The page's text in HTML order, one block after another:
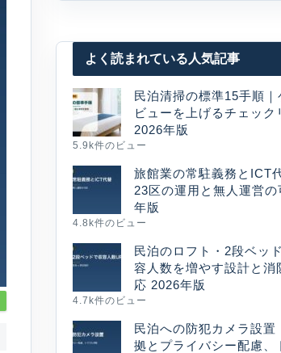
よく読まれている人気記事
民泊清掃の標準15手順｜
ビューを上げるチェック
2026年版
5.9k件のビュー
旅館業の常駐義務とICT
23区の運用と無人運営
年版
4.8k件のビュー
民泊のロフト・2段ベッ
容人数を増やす設計と消
応 2026年版
4.7k件のビュー
民泊への防犯カメラ設置
拠とプライバシー配慮、